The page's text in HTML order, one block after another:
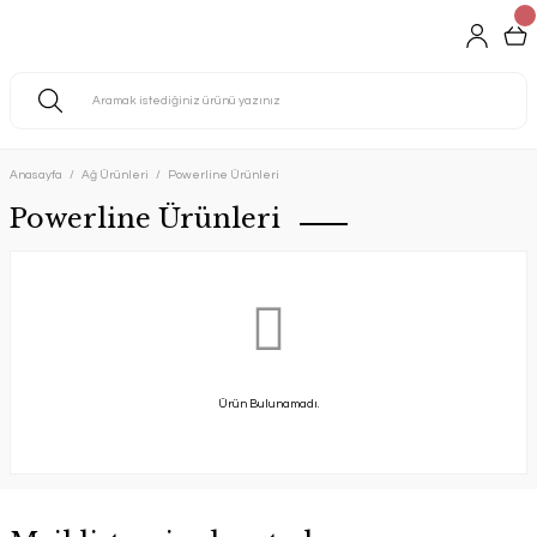
Anasayfa Ağ Ürünleri Powerline Ürünleri
Powerline Ürünleri
Ürün Bulunamadı.